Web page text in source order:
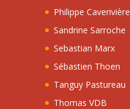
Philippe Caverivière
Sandrine Sarroche
Sebastian Marx
Sébastien Thoen
Tanguy Pastureau
Thomas VDB